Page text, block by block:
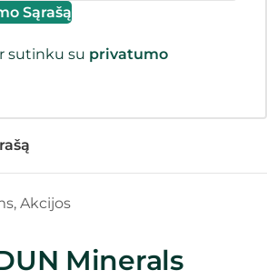
Sąrašą
sutinku su privatumo
, Akcijos
Minerals